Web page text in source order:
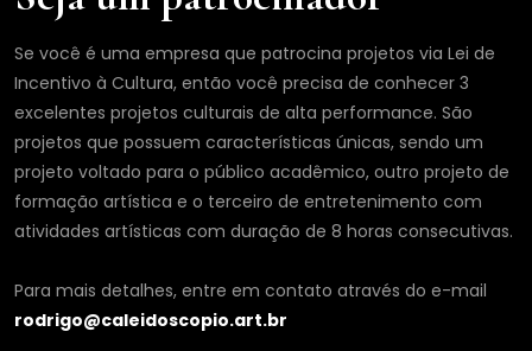
e
Se você é uma empresa que patrocina projetos via Lei de
Incentivo à Cultura, então você precisa de conhecer 3
excelentes projetos culturais de alta performance. São
projetos que possuem características únicas, sendo um
projeto voltado para o público acadêmico, outro projeto de
formação artística e o terceiro de entretenimento com
atividades artísticas com duração de 8 horas consecutivas.
Para mais detalhes, entre em contato através do e-mail
rodrigo@caleidoscopio.art.br